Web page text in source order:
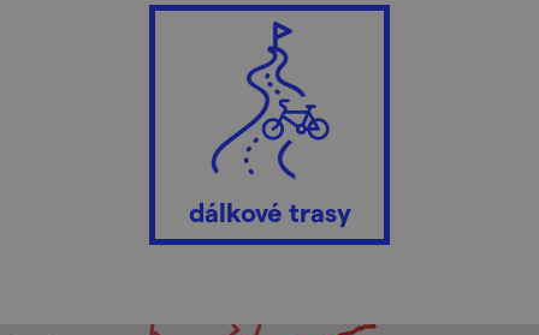
dálkové trasy